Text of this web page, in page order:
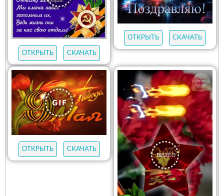
ОТКРЫТЬ СКАЧАТЬ
ОТКРЫТЬ СКАЧАТЬ
ОТКРЫТЬ СКАЧАТЬ